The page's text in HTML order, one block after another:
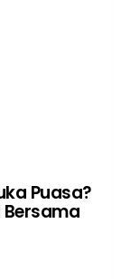
Puasa?
Bersama